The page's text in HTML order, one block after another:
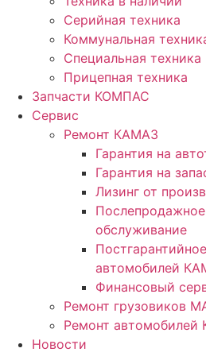
Серийная техника
Коммунальная
Специальная техника
Прицепная техника
Запчасти КОМПАС
Сервис
Ремонт КАМАЗ
Гарантия на
Гарантия на
Лизинг от
обслуживание
автомобилей
Финансовый
Ремонт грузовиков
Ремонт автомобилей
Новости